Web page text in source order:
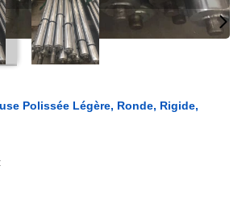
Polissée Légère, Ronde, Rigide,